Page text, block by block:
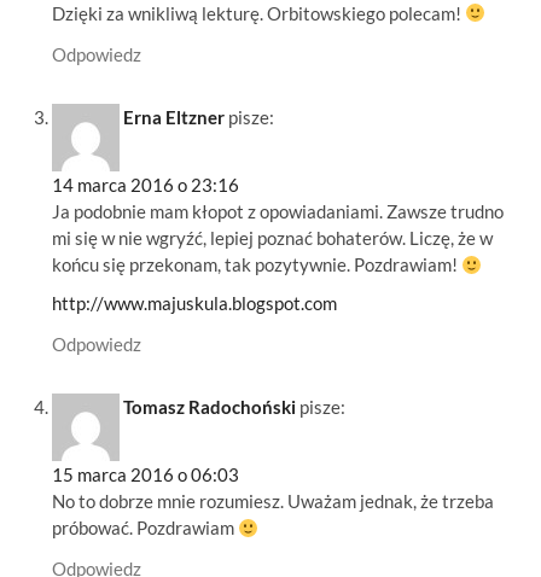
Dzięki za wnikliwą lekturę. Orbitowskiego polecam!
Odpowiedz
Erna Eltzner pisze:
14 marca 2016 o 23:16
Ja podobnie mam kłopot z opowiadaniami. Zawsze trudno
mi się w nie wgryźć, lepiej poznać bohaterów. Liczę, że w
końcu się przekonam, tak pozytywnie. Pozdrawiam!
http://www.majuskula.blogspot.com
Odpowiedz
Tomasz Radochoński pisze:
15 marca 2016 o 06:03
No to dobrze mnie rozumiesz. Uważam jednak, że trzeba
próbować. Pozdrawiam
Odpowiedz